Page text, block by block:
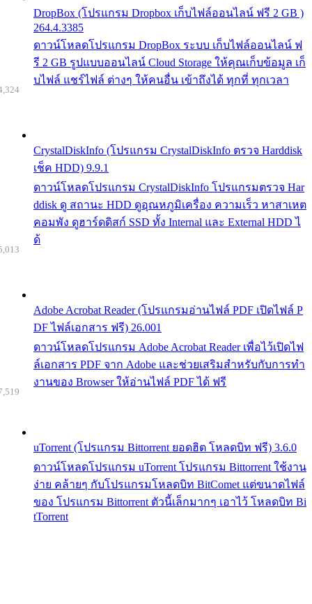
DropBox (โปรแกรม Dropbox เก็บไฟล์ออนไลน์ ฟรี 2 GB )
264.4.3385
ดาวน์โหลดโปรแกรม DropBox ระบบ เก็บไฟล์ออนไลน์ ฟ
รี 2 GB รูปแบบออนไลน์ Cloud Storage ให้คุณเก็บข้อมูล เก็
บไฟล์ แชร์ไฟล์ ต่างๆ ให้คนอื่น เข้าถึงได้ ทุกที่ ทุกเวลา
CrystalDiskInfo (โปรแกรม CrystalDiskInfo ตรวจ Harddisk
เช็ค HDD) 9.9.1
ดาวน์โหลดโปรแกรม CrystalDiskInfo โปรแกรมตรวจ Har
ddisk ดู สถานะ HDD ดูอุณหภูมิเครื่อง ความเร็ว หาสาเหต
คอมพัง ดูฮาร์ดดิสก์ SSD ทั้ง Internal และ External HDD ไ
ด้
Adobe Acrobat Reader (โปรแกรมอ่านไฟล์ PDF เปิดไฟล์ P
DF ไฟล์เอกสาร ฟรี) 26.001
ดาวน์โหลดโปรแกรม Adobe Acrobat Reader เพื่อไว้เปิดไฟ
ล์เอกสาร PDF จาก Adobe และช่วยเสริมสำหรับกับการทำ
งานของ Browser ให้อ่านไฟล์ PDF ได้ ฟรี
uTorrent (โปรแกรม Bittorrent ยอดฮิต โหลดบิท ฟรี) 3.6.0
ดาวน์โหลดโปรแกรม uTorrent โปรแกรม Bittorrent ใช้งาน
ง่าย คล้ายๆ กับโปรแกรมโหลดบิท BitComet แต่ขนาดไฟล์
ของ โปรแกรม Bittorrent ตัวนี้เล็กมากๆ เอาไว้ โหลดบิท Bi
tTorrent